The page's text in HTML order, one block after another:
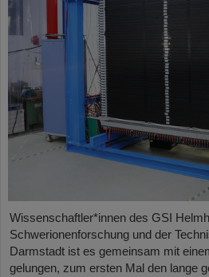
Wissenschaftler*innen des GSI
Schwerionenforschung und der
Darmstadt ist es gemeinsam mit
gelungen, zum ersten Mal den lange